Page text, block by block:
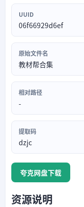
UUID
06f66929d6ef
原始文件名
教材帮合集
相对路径
-
提取码
dzjc
夸克网盘下载
资源说明